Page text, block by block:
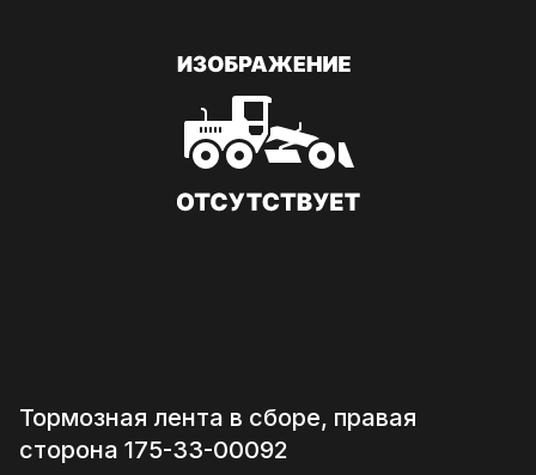
Тормозная лента в сборе, правая
сторона 175-33-00092